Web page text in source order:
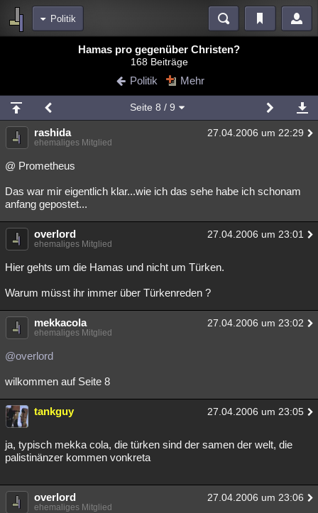
Politik
Blogs Videos
Chat Wiki Neuigkeiten
meine Rubriken
Menschen Mystery Kriminalfälle
Spiritualität
Natur Umfragen Unterhaltung
weitere Rubriken
Philosophie Literatur
Astronomie Helpdesk Gruppen Gaming
Musik Clash Verbesserungen Allmystery
Übersichten
Besucht Teilgenommen
Lesenswert
Hamas pro gegenüber Christen?
168 Beiträge
Politik Mehr
Seite 8 / 9
rashida 27.04.2006 um 22:29
ehemaliges Mitglied
@ Prometheus
Das war mir eigentlich klar...wie ich das sehe habe ich schonam
anfang gepostet...
overlord 27.04.2006 um 23:01
ehemaliges Mitglied
Hier gehts um die Hamas und nicht um Türken.
Warum müsst ihr immer über Türkenreden ?
mekkacola 27.04.2006 um 23:02
ehemaliges Mitglied
@overlord
wilkommen auf Seite 8
tankguy 27.04.2006 um 23:05
ja, typisch mekka cola, die türken sind der samen der welt, die
palistinänzer kommen vonkreta
overlord 27.04.2006 um 23:06
ehemaliges Mitglied